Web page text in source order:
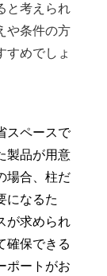
と考えられ
や条件の方
すめでしょ
スペースで
製品が用意
場合、柱だ
になるた
が求められ
確保できる
ポートがお